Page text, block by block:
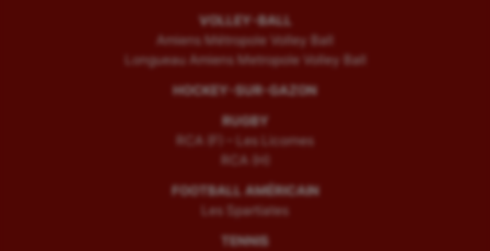
VOLLEY-BALL
Amiens Métropole Volley Ball
Longueau Amiens Metropole Volley Ball
HOCKEY-SUR-GAZON
RUGBY
RCA (F) – Les Licornes
RCA (H)
FOOTBALL AMÉRICAIN
Les Spartiates
TENNIS